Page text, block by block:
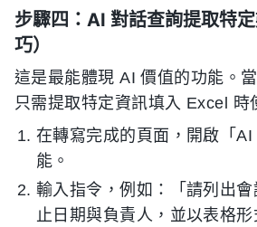
步驟四：AI 對話查詢提取特
巧）
這是最能體現 AI 價值的功能。
只需提取特定資訊填入 Excel 時
在轉寫完成的頁面，開啟「
能。
輸入指令，例如：「請列出
止日期與負責人，並以表格形